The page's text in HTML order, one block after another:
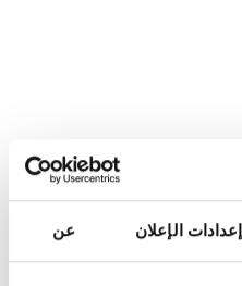
إعدادات الإعلان عن